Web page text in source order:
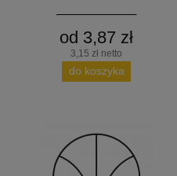
od 3,87 zł
3,15 zł netto
do koszyka